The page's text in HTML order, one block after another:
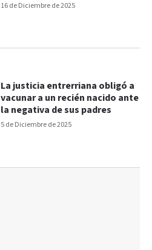
16 de Diciembre de 2025
5 de Diciembre de 2025
La justicia entrerriana obligó a
vacunar a un recién nacido ante
la negativa de sus padres